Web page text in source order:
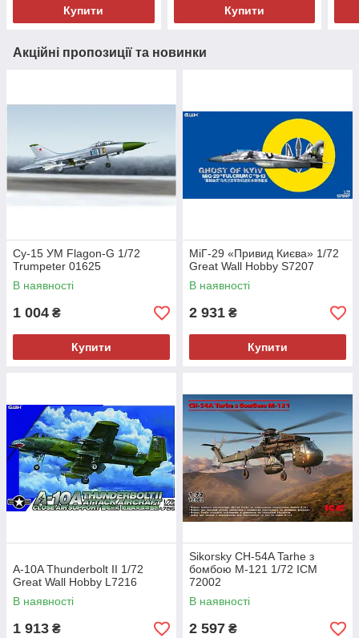
Купити Купити
Акційні пропозиції та новинки
Су-15 УМ Flagon-G 1/72
Trumpeter 01625
В наявності
1 004 ₴
Купити
МіГ-29 «Привид Києва» 1/72
Great Wall Hobby S7207
В наявності
2 931 ₴
Купити
A-10A Thunderbolt II 1/72
Great Wall Hobby L7216
В наявності
1 913 ₴
Sikorsky CH-54A Tarhe з
бомбою M-121 1/72 ICM
72002
В наявності
2 597 ₴